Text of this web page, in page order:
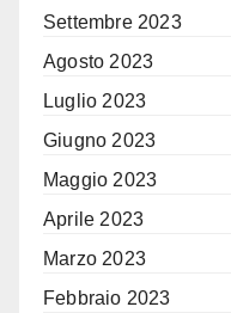
Settembre 2023
Agosto 2023
Luglio 2023
Giugno 2023
Maggio 2023
Aprile 2023
Marzo 2023
Febbraio 2023